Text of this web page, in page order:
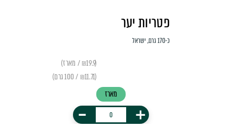
פטריות יער
כ-170 גרם, ישראל
(₪19.9 / מארז)
(₪11.71 / 100 גרם)
מארז
+
-